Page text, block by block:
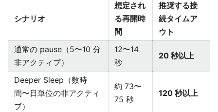
シナリオ
想定され
る再開時
間
推奨する接
続タイムア
ウト
通常の pause（5〜10 分
非アクティブ）
12〜14
秒
20 秒以上
Deeper Sleep（数時
間〜日単位の非アクティ
ブ）
約 73〜
75 秒
120 秒以上